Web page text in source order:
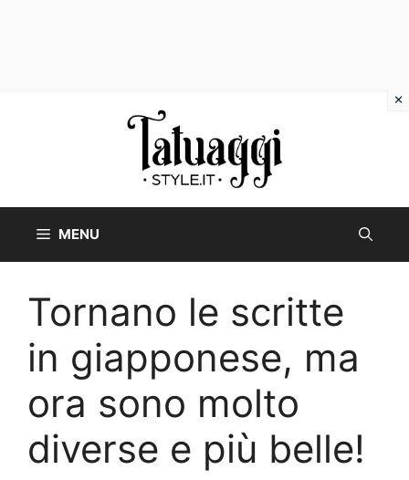
MENU
Tornano le scritte
in giapponese, ma
ora sono molto
diverse e più belle!